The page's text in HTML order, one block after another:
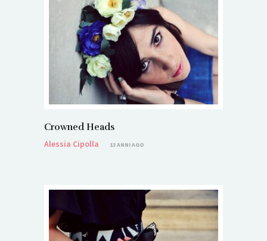
Crowned Heads
Alessia Cipolla
13 ANNI AGO